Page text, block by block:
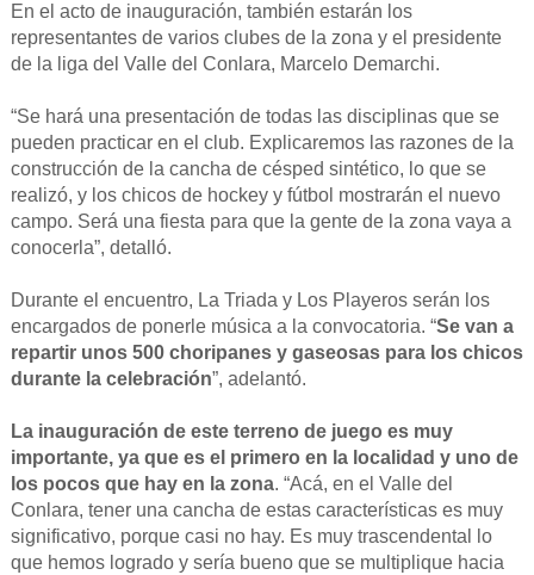
En el acto de inauguración, también estarán los
representantes de varios clubes de la zona y el presidente
de la liga del Valle del Conlara, Marcelo Demarchi.
“Se hará una presentación de todas las disciplinas que se
pueden practicar en el club. Explicaremos las razones de la
construcción de la cancha de césped sintético, lo que se
realizó, y los chicos de hockey y fútbol mostrarán el nuevo
campo. Será una fiesta para que la gente de la zona vaya a
conocerla”, detalló.
Durante el encuentro, La Triada y Los Playeros serán los
encargados de ponerle música a la convocatoria. “Se van a
repartir unos 500 choripanes y gaseosas para los chicos
durante la celebración”, adelantó.
La inauguración de este terreno de juego es muy
importante, ya que es el primero en la localidad y uno de
los pocos que hay en la zona. “Acá, en el Valle del
Conlara, tener una cancha de estas características es muy
significativo, porque casi no hay. Es muy trascendental lo
que hemos logrado y sería bueno que se multiplique hacia